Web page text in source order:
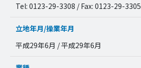
Tel: 0123-29-3308 / Fax: 0123-29-3305
立地年月/操業年月
平成29年6月 / 平成29年6月